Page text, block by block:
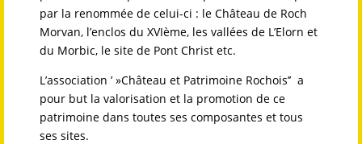
par la renommée de celui-ci : le Château de Roch
Morvan, l’enclos du XVIème, les vallées de L’Elorn et
du Morbic, le site de Pont Christ etc.
L’association ’ »Château et Patrimoine Rochois’’ a
pour but la valorisation et la promotion de ce
patrimoine dans toutes ses composantes et tous
ses sites.